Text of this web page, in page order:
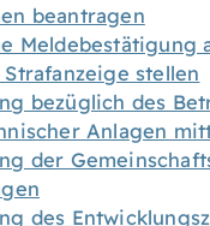
beantragen
Meldebestätigung
stellen
bezüglich des
Anlagen
der
des